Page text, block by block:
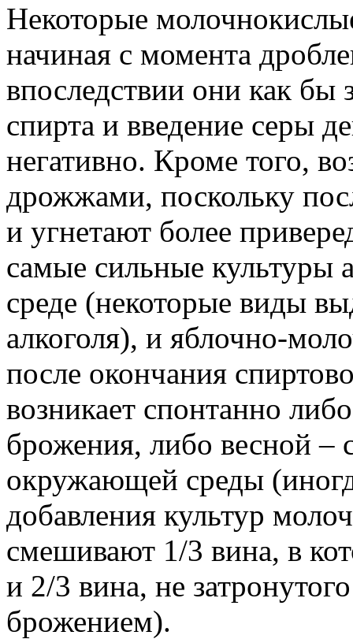
Некоторые
начиная с момента
впоследствии они как бы
спирта и введение серы
негативно. Кроме того,
дрожжами, поскольку
и угнетают более
самые сильные культуры
среде (некоторые виды
алкоголя), и яблочно-
после окончания
возникает спонтанно
брожения, либо весной
окружающей среды
добавления культур
смешивают 1/3 вина, в
и 2/3 вина, не
брожением).